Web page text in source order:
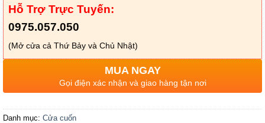
Hỗ Trợ Trực Tuyến:
0975.057.050
(Mở cửa cả Thứ Bảy và Chủ Nhật)
MUA NGAY
Gọi điện xác nhận và giao hàng tận nơi
Danh mục: Cửa cuốn